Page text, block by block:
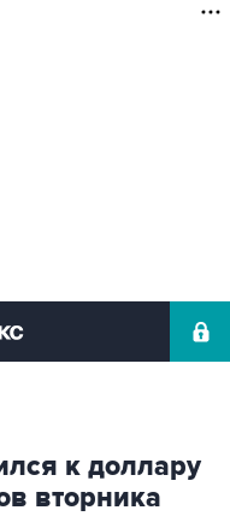
к доллару
вторника